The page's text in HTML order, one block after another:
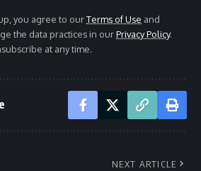
you agree to ourTerms of Use and
the data practices in ourPrivacy Policy.
at any time.
NEXT ARTICLE